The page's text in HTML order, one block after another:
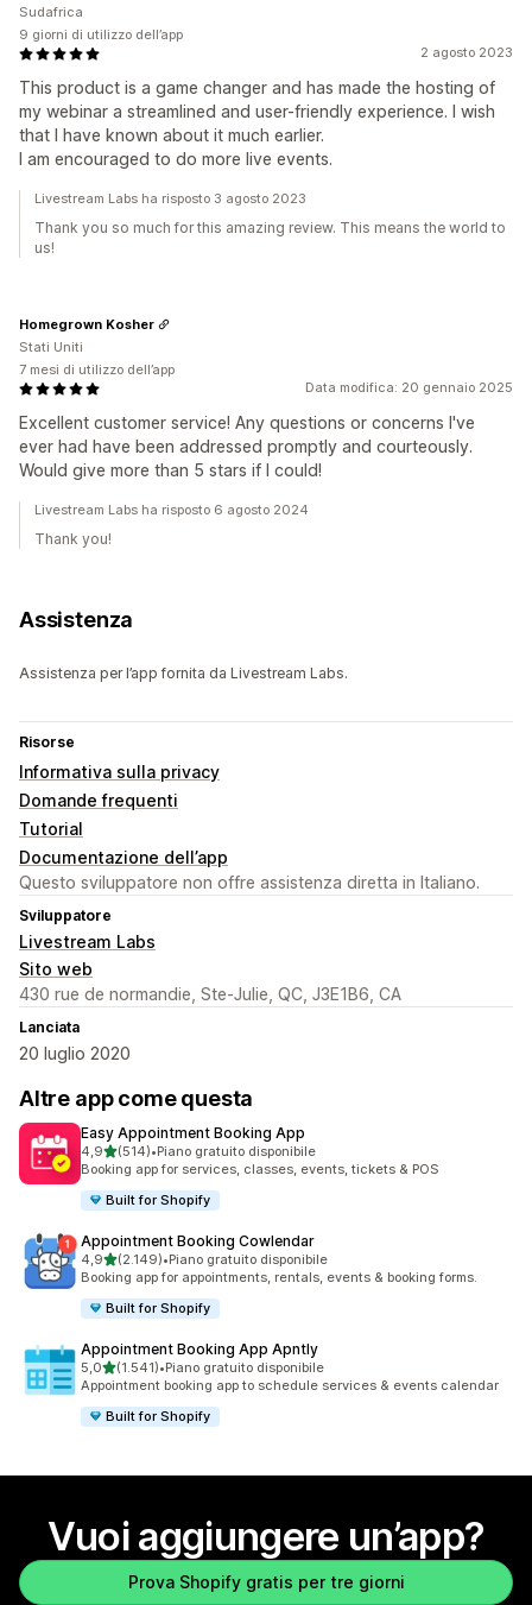
2 agosto 2023
This product is a game changer and has made the hosting of
my webinar a streamlined and user-friendly experience. I wish
that I have known about it much earlier.
I am encouraged to do more live events.
Sudafrica
9 giorni di utilizzo dell’app
Livestream Labs ha risposto 3 agosto 2023
Thank you so much for this amazing review. This means the world to
us!
Data modifica: 20 gennaio 2025
Excellent customer service! Any questions or concerns I've
ever had have been addressed promptly and courteously.
Would give more than 5 stars if I could!
Homegrown Kosher
Stati Uniti
7 mesi di utilizzo dell’app
Livestream Labs ha risposto 6 agosto 2024
Thank you!
Assistenza
Assistenza per l’app fornita da Livestream Labs.
Risorse
Informativa sulla privacy
Domande frequenti
Tutorial
Documentazione dell’app
Questo sviluppatore non offre assistenza diretta in Italiano.
Sviluppatore
Livestream Labs
Sito web
430 rue de normandie, Ste-Julie, QC, J3E1B6, CA
Lanciata
20 luglio 2020
Altre app come questa
Easy Appointment Booking App
4,9stelle su 5
(514)
514 recensioni totali
•Piano gratuito disponibile
Booking app for services, classes, events, tickets & POS
Built for Shopify
Appointment Booking Cowlendar
4,9stelle su 5
(2.149)
2149 recensioni totali
•Piano gratuito disponibile
Booking app for appointments, rentals, events & booking forms.
Built for Shopify
Appointment Booking App Apntly
5,0stelle su 5
(1.541)
1541 recensioni totali
•Piano gratuito disponibile
Appointment booking app to schedule services & events calendar
Built for Shopify
Vuoi aggiungere un’app?
Prova Shopify gratis per tre giorni